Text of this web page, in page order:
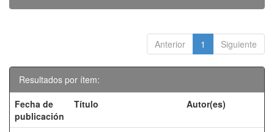
Anterior 1 Siguiente
Resultados por ítem:
Fecha de
publicación
Título Autor(es)